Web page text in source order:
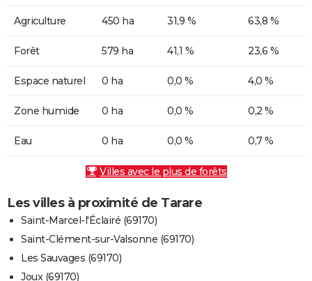
Agriculture 450 ha 31,9 % 63,8 %
Forêt 579 ha 41,1 % 23,6 %
Espace naturel 0 ha 0,0 % 4,0 %
Zone humide 0 ha 0,0 % 0,2 %
Eau 0 ha 0,0 % 0,7 %
Villes avec le plus de forêts
Les villes à proximité de Tarare
Saint-Marcel-l'Éclairé (69170)
Saint-Clément-sur-Valsonne (69170)
Les Sauvages (69170)
Joux (69170)